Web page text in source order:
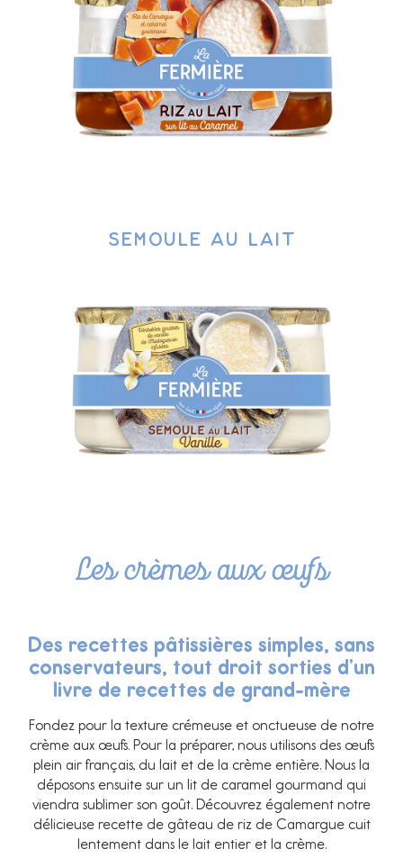
Semoule au lait
Les crèmes aux œufs
Des recettes pâtissières simples, sans
conservateurs, tout droit sorties d’un
livre de recettes de grand-mère
Fondez pour la texture crémeuse et onctueuse de notre
crème aux œufs. Pour la préparer, nous utilisons des œufs
plein air français, du lait et de la crème entière. Nous la
déposons ensuite sur un lit de caramel gourmand qui
viendra sublimer son goût. Découvrez également notre
délicieuse recette de gâteau de riz de Camargue cuit
lentement dans le lait entier et la crème.